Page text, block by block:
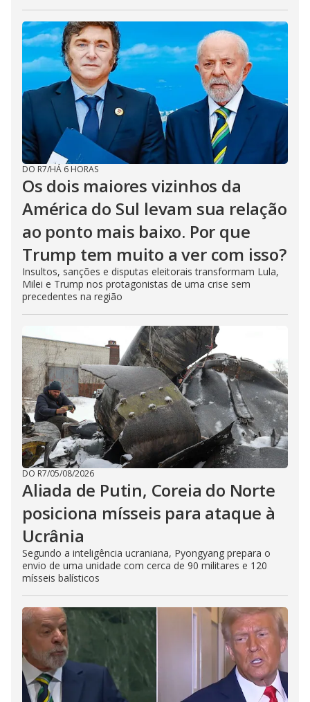
DO R7/HÁ 6 HORAS
Os dois maiores vizinhos da
América do Sul levam sua relação
ao ponto mais baixo. Por que
Trump tem muito a ver com isso?
Insultos, sanções e disputas eleitorais transformam Lula,
Milei e Trump nos protagonistas de uma crise sem
precedentes na região
DO R7/05/08/2026
Aliada de Putin, Coreia do Norte
posiciona mísseis para ataque à
Ucrânia
Segundo a inteligência ucraniana, Pyongyang prepara o
envio de uma unidade com cerca de 90 militares e 120
mísseis balísticos